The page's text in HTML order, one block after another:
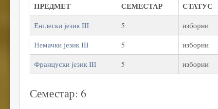
ПРЕДМЕТ СЕМЕСТАР СТАТУС
Енглески језик III 5
изборни
Немачки језик III
5
изборни
Француски језик III
5 изборни
Семестар: 6